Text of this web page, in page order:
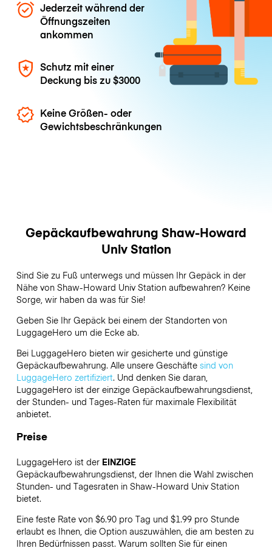
Jederzeit während der
Öffnungszeiten
ankommen
Schutz mit einer
Deckung bis zu$3000
Keine Größen- oder
Gewichtsbeschränkungen
Gepäckaufbewahrung Shaw-Howard
Univ Station
Sind Sie zu Fuß unterwegs und müssen Ihr Gepäck in der
Nähe von Shaw-Howard Univ Station aufbewahren? Keine
Sorge, wir haben da was für Sie!
Geben Sie Ihr Gepäck bei einem der Standorten von
LuggageHero um die Ecke ab.
Bei LuggageHero bieten wir gesicherte und günstige
Gepäckaufbewahrung. Alle unsere Geschäfte sind von
LuggageHero zertifiziert. Und denken Sie daran,
LuggageHero ist der einzige Gepäckaufbewahrungsdienst,
der Stunden- und Tages-Raten für maximale Flexibilität
anbietet.
Preise
LuggageHero ist der EINZIGE
Gepäckaufbewahrungsdienst, der Ihnen die Wahl zwischen
Stunden- und Tagesraten in Shaw-Howard Univ Station
bietet.
Eine feste Rate von $6.90 pro Tag und $1.99 pro Stunde
erlaubt es Ihnen, die Option auszuwählen, die am besten zu
Ihren Bedürfnissen passt. Warum sollten Sie für einen